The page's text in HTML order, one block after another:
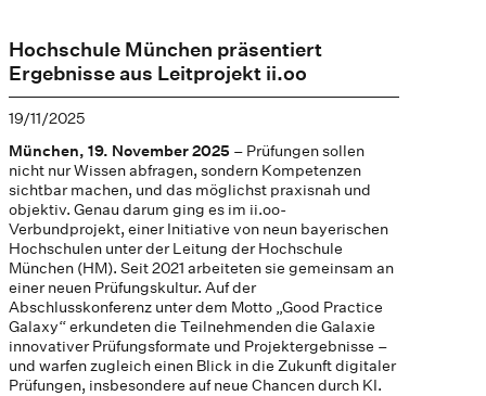
Hochschule München präsentiert
Ergebnisse aus Leitprojekt ii.oo
19/11/2025
München, 19. November 2025 – Prüfungen sollen
nicht nur Wissen abfragen, sondern Kompetenzen
sichtbar machen, und das möglichst praxisnah und
objektiv. Genau darum ging es im ii.oo-
Verbundprojekt, einer Initiative von neun bayerischen
Hochschulen unter der Leitung der Hochschule
München (HM). Seit 2021 arbeiteten sie gemeinsam an
einer neuen Prüfungskultur. Auf der
Abschlusskonferenz unter dem Motto „Good Practice
Galaxy“ erkundeten die Teilnehmenden die Galaxie
innovativer Prüfungsformate und Projektergebnisse –
und warfen zugleich einen Blick in die Zukunft digitaler
Prüfungen, insbesondere auf neue Chancen durch KI.